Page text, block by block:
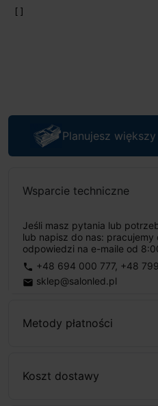
Planujesz
Wsparcie techniczne
Jeśli masz pytania lub
lub napisz do nas: pracujemy
odpowiedzi na e-maile od
phone +48 694 000 777, +48
email sklep@salonled.pl
Metody płatności
Koszt dostawy